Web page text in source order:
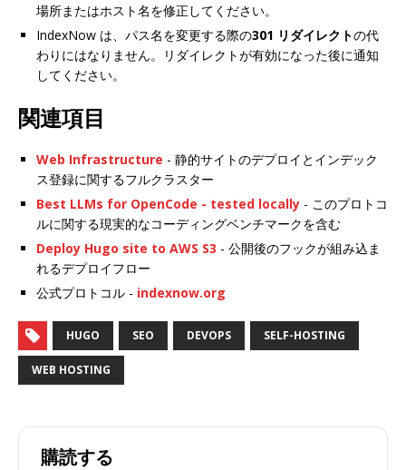
場所またはホスト名を修正してください。
IndexNow は、パス名を変更する際の301 リダイレクトの代
わりにはなりません。リダイレクトが有効になった後に通知
してください。
関連項目
Web Infrastructure - 静的サイトのデプロイとインデック
ス登録に関するフルクラスター
Best LLMs for OpenCode - tested locally - このプロトコ
ルに関する現実的なコーディングベンチマークを含む
Deploy Hugo site to AWS S3 - 公開後のフックが組み込ま
れるデプロイフロー
公式プロトコル - indexnow.org
HUGO SEO DEVOPS SELF-HOSTING
WEB HOSTING
購読する